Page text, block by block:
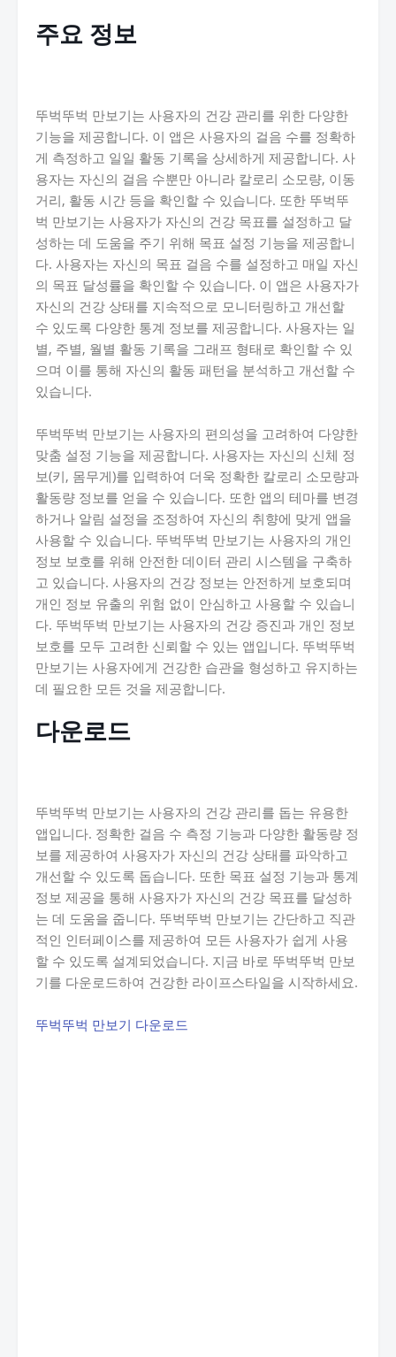
주요 정보
뚜벅뚜벅 만보기는 사용자의 건강 관리를 위한 다양한
기능을 제공합니다. 이 앱은 사용자의 걸음 수를 정확하
게 측정하고 일일 활동 기록을 상세하게 제공합니다. 사
용자는 자신의 걸음 수뿐만 아니라 칼로리 소모량, 이동
거리, 활동 시간 등을 확인할 수 있습니다. 또한 뚜벅뚜
벅 만보기는 사용자가 자신의 건강 목표를 설정하고 달
성하는 데 도움을 주기 위해 목표 설정 기능을 제공합니
다. 사용자는 자신의 목표 걸음 수를 설정하고 매일 자신
의 목표 달성률을 확인할 수 있습니다. 이 앱은 사용자가
자신의 건강 상태를 지속적으로 모니터링하고 개선할
수 있도록 다양한 통계 정보를 제공합니다. 사용자는 일
별, 주별, 월별 활동 기록을 그래프 형태로 확인할 수 있
으며 이를 통해 자신의 활동 패턴을 분석하고 개선할 수
있습니다.
뚜벅뚜벅 만보기는 사용자의 편의성을 고려하여 다양한
맞춤 설정 기능을 제공합니다. 사용자는 자신의 신체 정
보(키, 몸무게)를 입력하여 더욱 정확한 칼로리 소모량과
활동량 정보를 얻을 수 있습니다. 또한 앱의 테마를 변경
하거나 알림 설정을 조정하여 자신의 취향에 맞게 앱을
사용할 수 있습니다. 뚜벅뚜벅 만보기는 사용자의 개인
정보 보호를 위해 안전한 데이터 관리 시스템을 구축하
고 있습니다. 사용자의 건강 정보는 안전하게 보호되며
개인 정보 유출의 위험 없이 안심하고 사용할 수 있습니
다. 뚜벅뚜벅 만보기는 사용자의 건강 증진과 개인 정보
보호를 모두 고려한 신뢰할 수 있는 앱입니다. 뚜벅뚜벅
만보기는 사용자에게 건강한 습관을 형성하고 유지하는
데 필요한 모든 것을 제공합니다.
다운로드
뚜벅뚜벅 만보기는 사용자의 건강 관리를 돕는 유용한
앱입니다. 정확한 걸음 수 측정 기능과 다양한 활동량 정
보를 제공하여 사용자가 자신의 건강 상태를 파악하고
개선할 수 있도록 돕습니다. 또한 목표 설정 기능과 통계
정보 제공을 통해 사용자가 자신의 건강 목표를 달성하
는 데 도움을 줍니다. 뚜벅뚜벅 만보기는 간단하고 직관
적인 인터페이스를 제공하여 모든 사용자가 쉽게 사용
할 수 있도록 설계되었습니다. 지금 바로 뚜벅뚜벅 만보
기를 다운로드하여 건강한 라이프스타일을 시작하세요.
뚜벅뚜벅 만보기 다운로드